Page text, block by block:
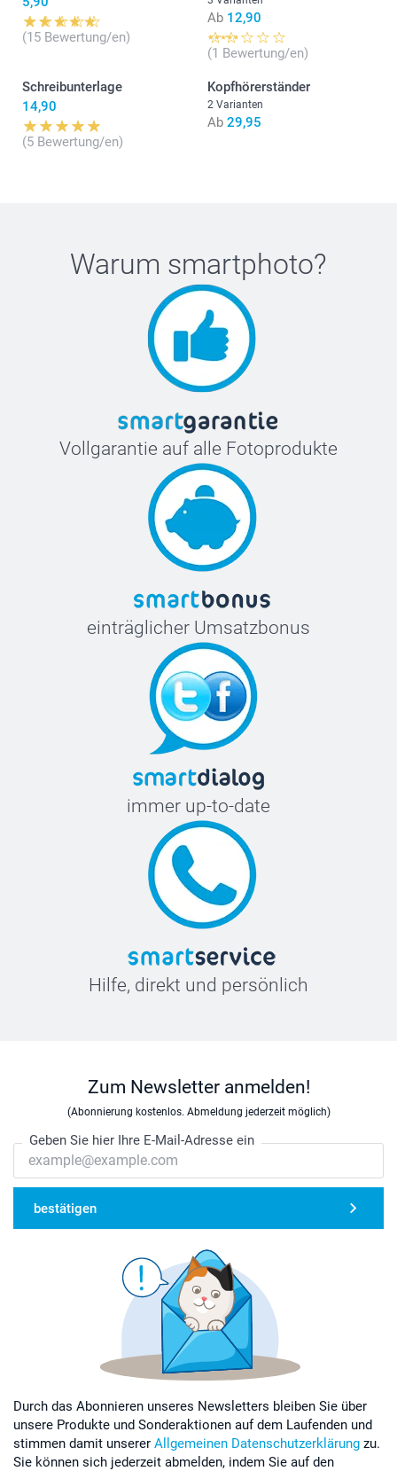
(15 Bewertung/en)
Ab 12,90
(1 Bewertung/en)
Schreibunterlage
14,90
(5 Bewertung/en)
Kopfhörerständer
2 Varianten
Ab 29,95
Warum smartphoto?
Vollgarantie auf alle Fotoprodukte
einträglicher Umsatzbonus
immer up-to-date
Hilfe, direkt und persönlich
Zum Newsletter anmelden!
(Abonnierung kostenlos. Abmeldung jederzeit möglich)
Geben Sie hier Ihre E-Mail-Adresse ein
bestätigen
Durch das Abonnieren unseres Newsletters bleiben Sie über
unsere Produkte und Sonderaktionen auf dem Laufenden und
stimmen damit unserer Allgemeinen Datenschutzerklärung zu.
Sie können sich jederzeit abmelden, indem Sie auf den